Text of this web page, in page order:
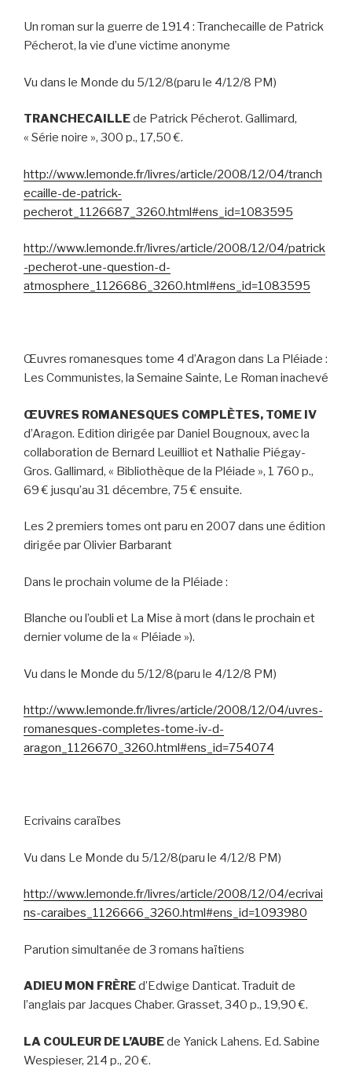
Un roman sur la guerre de 1914 : Tranchecaille de Patrick
Pécherot, la vie d’une victime anonyme
Vu dans le Monde du 5/12/8(paru le 4/12/8 PM)
TRANCHECAILLEde Patrick Pécherot. Gallimard,
« Série noire », 300 p., 17,50 €.
http://www.lemonde.fr/livres/article/2008/12/04/tranch
ecaille-de-patrick-
pecherot_1126687_3260.html#ens_id=1083595
http://www.lemonde.fr/livres/article/2008/12/04/patrick
-pecherot-une-question-d-
atmosphere_1126686_3260.html#ens_id=1083595
Œuvres romanesques tome 4 d’Aragon dans La Pléiade :
Les Communistes, la Semaine Sainte, Le Roman inachevé
ŒUVRES ROMANESQUES COMPLÈTES, TOME IV
d’Aragon. Edition dirigée par Daniel Bougnoux, avec la
collaboration de Bernard Leuilliot et Nathalie Piégay-
Gros. Gallimard, « Bibliothèque de la Pléiade », 1 760 p.,
69 € jusqu’au 31 décembre, 75 € ensuite.
Les 2 premiers tomes ont paru en 2007 dans une édition
dirigée par Olivier Barbarant
Dans le prochain volume de la Pléiade :
Blanche ou l’oubli et La Mise à mort(dans le prochain et
dernier volume de la « Pléiade »).
Vu dans le Monde du 5/12/8(paru le 4/12/8 PM)
http://www.lemonde.fr/livres/article/2008/12/04/uvres-
romanesques-completes-tome-iv-d-
aragon_1126670_3260.html#ens_id=754074
Ecrivains caraïbes
Vu dans Le Monde du 5/12/8(paru le 4/12/8 PM)
http://www.lemonde.fr/livres/article/2008/12/04/ecrivai
ns-caraibes_1126666_3260.html#ens_id=1093980
Parution simultanée de 3 romans haïtiens
ADIEU MON FRÈREd’Edwige Danticat. Traduit de
l’anglais par Jacques Chaber. Grasset, 340 p., 19,90 €.
LA COULEUR DE L’AUBEde Yanick Lahens. Ed. Sabine
Wespieser, 214 p., 20 €.